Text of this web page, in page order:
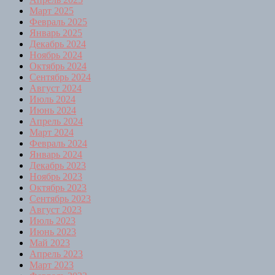
Март 2025
Февраль 2025
Январь 2025
Декабрь 2024
Ноябрь 2024
Октябрь 2024
Сентябрь 2024
Август 2024
Июль 2024
Июнь 2024
Апрель 2024
Март 2024
Февраль 2024
Январь 2024
Декабрь 2023
Ноябрь 2023
Октябрь 2023
Сентябрь 2023
Август 2023
Июль 2023
Июнь 2023
Май 2023
Апрель 2023
Март 2023